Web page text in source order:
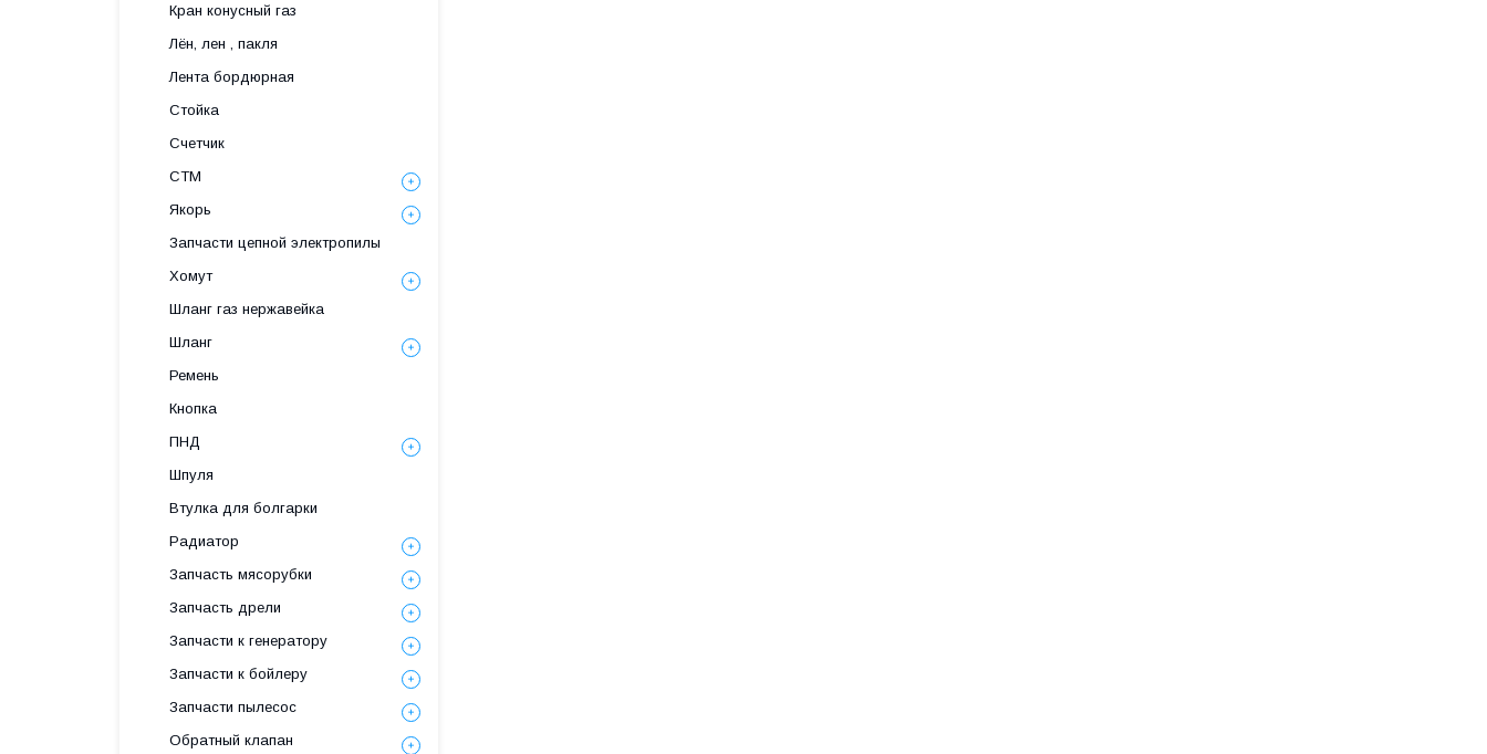
Кран конусный газ
Лён, лен , пакля
Лента бордюрная
Стойка
Счетчик
СТМ
Якорь
Запчасти цепной электропилы
Хомут
Шланг газ нержавейка
Шланг
Ремень
Кнопка
ПНД
Шпуля
Втулка для болгарки
Радиатор
Запчасть мясорубки
Запчасть дрели
Запчасти к генератору
Запчасти к бойлеру
Запчасти пылесос
Обратный клапан